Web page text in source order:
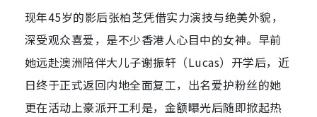
现年45岁的影后张柏芝凭借实力演技与绝美外貌，
深受观众喜爱，是不少香港人心目中的女神。早前
她远赴澳洲陪伴大儿子谢振轩（Lucas）开学后，近
日终于正式返回内地全面复工，出名爱护粉丝的她
更在活动上豪派开工利是，金额曝光后随即掀起热